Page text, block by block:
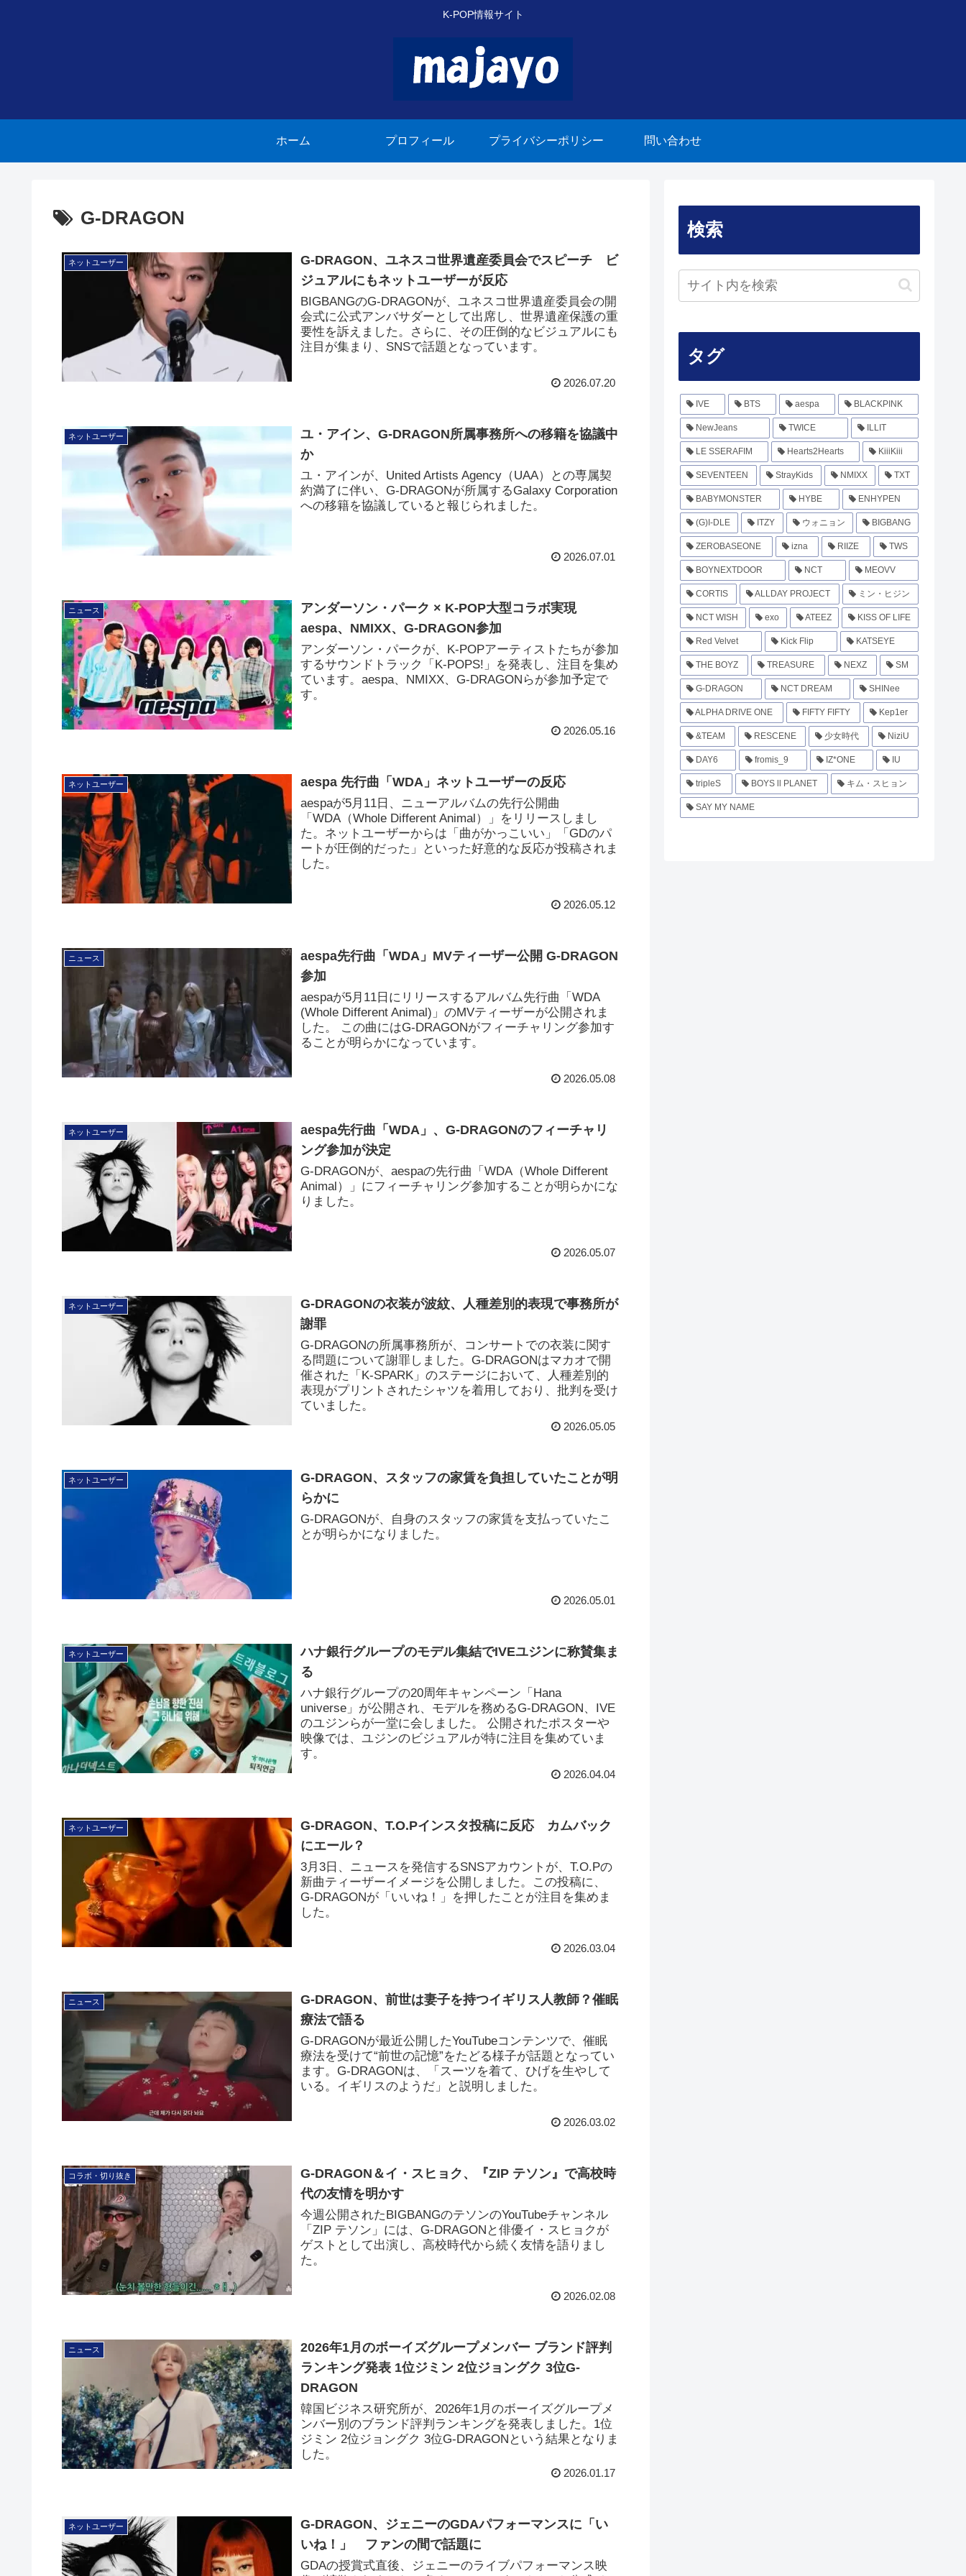
K-POP情報サイト
ホーム プロフィール プライバシーポリシー 問い合わせ
G-DRAGON
ネットユーザー
G-DRAGON、ユネスコ世界遺産委員会でスピーチ ビ
ジュアルにもネットユーザーが反応
BIGBANGのG-DRAGONが、ユネスコ世界遺産委員会の開
会式に公式アンバサダーとして出席し、世界遺産保護の重
要性を訴えました。さらに、その圧倒的なビジュアルにも
注目が集まり、SNSで話題となっています。
2026.07.20
ネットユーザー
ユ・アイン、G-DRAGON所属事務所への移籍を協議中
か
ユ・アインが、United Artists Agency（UAA）との専属契
約満了に伴い、G-DRAGONが所属するGalaxy Corporation
への移籍を協議していると報じられました。
2026.07.01
ニュース
アンダーソン・パーク × K-POP大型コラボ実現
aespa、NMIXX、G-DRAGON参加
アンダーソン・パークが、K-POPアーティストたちが参加
するサウンドトラック「K-POPS!」を発表し、注目を集め
ています。aespa、NMIXX、G-DRAGONらが参加予定で
す。
2026.05.16
ネットユーザー aespa 先行曲「WDA」ネットユーザーの反応
aespaが5月11日、ニューアルバムの先行公開曲
「WDA（Whole Different Animal）」をリリースしまし
た。ネットユーザーからは「曲がかっこいい」「GDのパ
ートが圧倒的だった」といった好意的な反応が投稿されま
した。
2026.05.12
ニュース
aespa先行曲「WDA」MVティーザー公開 G-DRAGON
参加
aespaが5月11日にリリースするアルバム先行曲「WDA
(Whole Different Animal)」のMVティーザーが公開されま
した。 この曲にはG-DRAGONがフィーチャリング参加す
ることが明らかになっています。
2026.05.08
ネットユーザー
aespa先行曲「WDA」、G-DRAGONのフィーチャリ
ング参加が決定
G-DRAGONが、aespaの先行曲「WDA（Whole Different
Animal）」にフィーチャリング参加することが明らかにな
りました。
2026.05.07
ネットユーザー
G-DRAGONの衣装が波紋、人種差別的表現で事務所が
謝罪
G-DRAGONの所属事務所が、コンサートでの衣装に関す
る問題について謝罪しました。G-DRAGONはマカオで開
催された「K-SPARK」のステージにおいて、人種差別的
表現がプリントされたシャツを着用しており、批判を受け
ていました。
2026.05.05
ネットユーザー
G-DRAGON、スタッフの家賃を負担していたことが明
らかに
G-DRAGONが、自身のスタッフの家賃を支払っていたこ
とが明らかになりました。
2026.05.01
ネットユーザー
ハナ銀行グループのモデル集結でIVEユジンに称賛集ま
る
ハナ銀行グループの20周年キャンペーン「Hana
universe」が公開され、モデルを務めるG-DRAGON、IVE
のユジンらが一堂に会しました。 公開されたポスターや
映像では、ユジンのビジュアルが特に注目を集めていま
す。
2026.04.04
ネットユーザー
G-DRAGON、T.O.Pインスタ投稿に反応 カムバック
にエール？
3月3日、ニュースを発信するSNSアカウントが、T.O.Pの
新曲ティーザーイメージを公開しました。この投稿に、
G-DRAGONが「いいね！」を押したことが注目を集めま
した。
2026.03.04
ニュース
G-DRAGON、前世は妻子を持つイギリス人教師？催眠
療法で語る
G-DRAGONが最近公開したYouTubeコンテンツで、催眠
療法を受けて“前世の記憶”をたどる様子が話題となってい
ます。G-DRAGONは、「スーツを着て、ひげを生やして
いる。イギリスのようだ」と説明しました。
2026.03.02
コラボ・切り抜き
G-DRAGON＆イ・スヒョク、『ZIP テソン』で高校時
代の友情を明かす
今週公開されたBIGBANGのテソンのYouTubeチャンネル
「ZIP テソン」には、G-DRAGONと俳優イ・スヒョクが
ゲストとして出演し、高校時代から続く友情を語りまし
た。
2026.02.08
ニュース
2026年1月のボーイズグループメンバー ブランド評判
ランキング発表 1位ジミン 2位ジョングク 3位G-
DRAGON
韓国ビジネス研究所が、2026年1月のボーイズグループメ
ンバー別のブランド評判ランキングを発表しました。1位
ジミン 2位ジョングク 3位G-DRAGONという結果となりま
した。
2026.01.17
ネットユーザー
G-DRAGON、ジェニーのGDAパフォーマンスに「い
いね！」 ファンの間で話題に
GDAの授賞式直後、ジェニーのライブパフォーマンス映
検索
タグ
IVE BTS aespa BLACKPINK
NewJeans TWICE ILLIT
LE SSERAFIM Hearts2Hearts KiiiKiii
SEVENTEEN StrayKids NMIXX TXT
BABYMONSTER HYBE ENHYPEN
(G)I-DLE ITZY ウォニョン BIGBANG
ZEROBASEONE izna RIIZE TWS
BOYNEXTDOOR NCT MEOVV
CORTIS ALLDAY PROJECT ミン・ヒジン
NCT WISH exo ATEEZ KISS OF LIFE
Red Velvet Kick Flip KATSEYE
THE BOYZ TREASURE NEXZ SM
G-DRAGON NCT DREAM SHINee
ALPHA DRIVE ONE FIFTY FIFTY Kep1er
&TEAM RESCENE 少女時代 NiziU
DAY6 fromis_9 IZ*ONE IU
tripleS BOYS ll PLANET キム・スヒョン
SAY MY NAME